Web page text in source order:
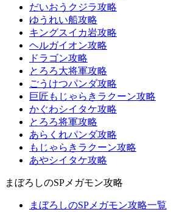
だいおうクジラ攻略
ゆうれい船攻略
キングスイカ岩攻略
ヘルガイオン攻略
ドラゴン攻略
とろろ大将軍攻略
ごうけつパンダ攻略
巨匠もじゃらきラクーン攻略
かぐわシイタケ攻略
とろろ将軍攻略
あらくれパンダ攻略
もじゃらきラクーン攻略
あやシイタケ攻略
まぼろしのSPメガモン攻略
まぼろしのSPメガモン攻略一覧